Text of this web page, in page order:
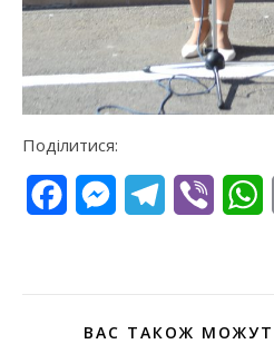
Поділитися:
FacebookMessengerTelegram
Viber
ВАС ТАКОЖ